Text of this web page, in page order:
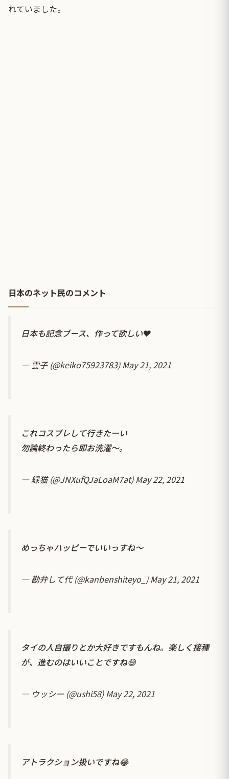
れていました。
日本のネット民のコメント
日本も記念ブース、作って欲しい❤️
— 雲子 (@keiko75923783)May 21, 2021
これコスプレして行きたーい
勿論終わったら即お洗濯～。
— 緑猫 (@JNXufQJaLoaM7at)May 22, 2021
めっちゃハッピーでいいっすね〜
— 勘弁して代 (@kanbenshiteyo_)May 21, 2021
タイの人自撮りとか大好きですもんね。楽しく接種
が、進むのはいいことですね😄
— ウッシー (@ushi58)May 22, 2021
アトラクション扱いですね😂